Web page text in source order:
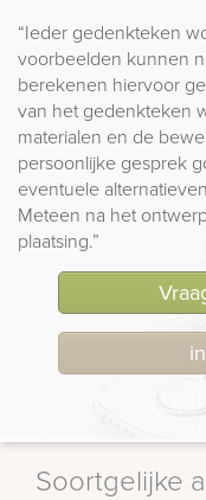
“Ieder gedenkteken
voorbeelden kunnen
berekenen hiervoor
van het gedenkteken
materialen en de
persoonlijke gesprek
eventuele
Meteen na het
plaatsing.”
Soortgelijke